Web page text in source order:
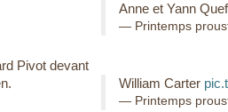
Anne et Yann
— Printemps
Pivot devant
William Carter
— Printemps